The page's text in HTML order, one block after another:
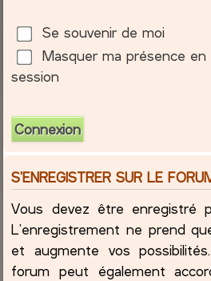
Se souvenir de moi
Masquer ma présence
session
S’ENREGISTRER SUR LE
Vous devez être enregistré
L’enregistrement ne prend
et augmente vos
forum peut également